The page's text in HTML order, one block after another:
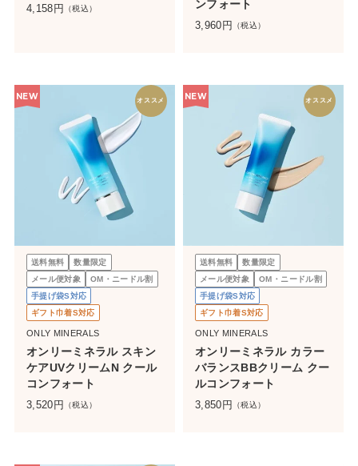
トセット
4,158 円 （税込）
ンフォート
3,960 円 （税込）
NEW オススメ
送料無料
数量限定
メール便対象
OM・ニードル割
手提げ袋S対応
ギフト巾着S対応
ONLY MINERALS
オンリーミネラル スキン
ケアUVクリームN クール
コンフォート
3,520 円 （税込）
NEW オススメ
送料無料
数量限定
メール便対象
OM・ニードル割
手提げ袋S対応
ギフト巾着S対応
ONLY MINERALS
オンリーミネラル カラー
バランスBBクリーム クー
ルコンフォート
3,850 円 （税込）